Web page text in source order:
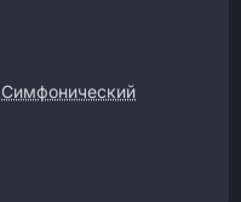
Симфонический